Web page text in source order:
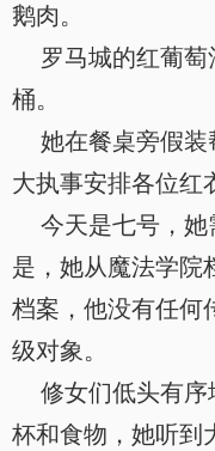
鹅肉。
罗马城的红葡萄
桶。
她在餐桌旁假装
大执事安排各位红
今天是七号，她
是，她从魔法学院
档案，他没有任何
级对象。
修女们低头有序
杯和食物，她听到